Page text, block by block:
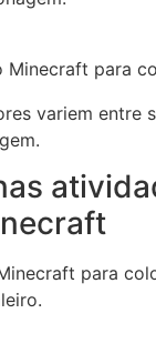
Minecraft para
variem entre
para